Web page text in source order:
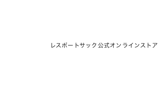
レスポートサック公式オンラインストア